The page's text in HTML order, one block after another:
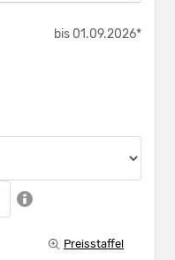
bis 01.09.2026*
Preisstaffel